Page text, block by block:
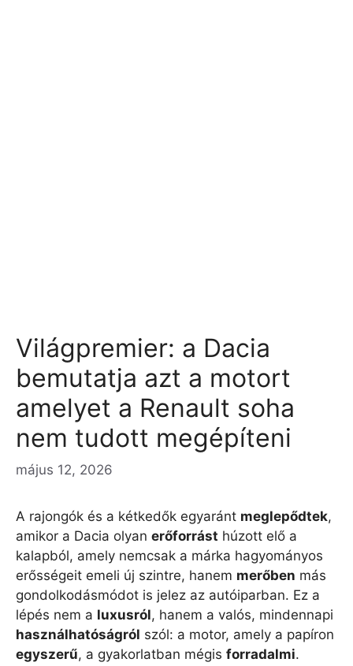
Világpremier: a Dacia
bemutatja azt a motort
amelyet a Renault soha
nem tudott megépíteni
május 12, 2026
A rajongók és a kétkedők egyaránt meglepődtek,
amikor a Dacia olyan erőforrást húzott elő a
kalapból, amely nemcsak a márka hagyományos
erősségeit emeli új szintre, hanem merőben más
gondolkodásmódot is jelez az autóiparban. Ez a
lépés nem a luxusról, hanem a valós, mindennapi
használhatóságról szól: a motor, amely a papíron
egyszerű, a gyakorlatban mégis forradalmi.